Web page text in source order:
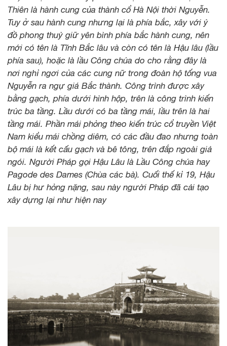
Thiên là hành cung của thành cổ Hà Nội thời Nguyễn.
Tuy ở sau hành cung nhưng lại là phía bắc, xây với ý
đồ phong thuỷ giữ yên bình phía bắc hành cung, nên
mới có tên là Tĩnh Bắc lâu và còn có tên là Hậu lâu (lầu
phía sau), hoặc là lầu Công chúa do cho rằng đây là
nơi nghỉ ngơi của các cung nữ trong đoàn hộ tống vua
Nguyễn ra ngự giá Bắc thành. Công trình được xây
bằng gạch, phía dưới hình hộp, trên là công trình kiến
trúc ba tầng. Lầu dưới có ba tầng mái, lầu trên là hai
tầng mái. Phần mái phỏng theo kiến trúc cổ truyền Việt
Nam kiểu mái chồng diêm, có các đầu đao nhưng toàn
bộ mái là kết cấu gạch và bê tông, trên đắp ngoài giả
ngói. Người Pháp gọi Hậu Lâu là Lầu Công chúa hay
Pagode des Dames (Chùa các bà). Cuối thế kỉ 19, Hậu
Lâu bị hư hỏng nặng, sau này người Pháp đã cải tạo
xây dựng lại như hiện nay